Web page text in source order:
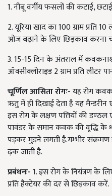
1. नीबू वर्गीय फसलों की कटाई,
2. यूरिया खाद का100ग्राम प्रति10
ओज बढ़ाने के लिए छिड़काव करना
3. 15-15दिन के अंतराल में
ऑक्सीक्लोराइड2ग्राम प्रति
चूर्णिल आसिता रोगः-यह रोग
ऋतु में ही दिखाई देता है यह
इस रोग के लक्षण पत्तियों की
पावंडर के समान कवक की वृद्धि के
पड़कर मुड़ने लगती है.गम्भीर
ढ़क जाती है.
प्रबंधनः-1.इस रोग के नियंत्रण के
प्रति हैक्टेयर की दर से छिड़काव करें.